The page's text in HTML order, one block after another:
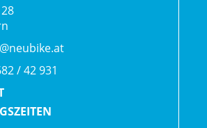
160 mm // SRAM CenterLine, 6-Loch-
Race, Tubeless-Ready, EXO-Karkasse,
TPI, 29 x 2.40
/ 42 931